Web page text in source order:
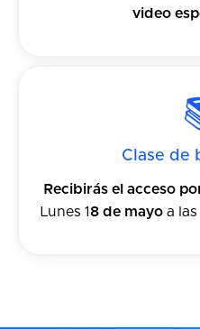
video
Clase de
Recibirás el acceso
Lunes 18 de mayoa las